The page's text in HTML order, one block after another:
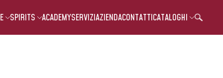
SPIRITS ACADEMYSERVIZIAZIENDACONTATTICATALOGHI